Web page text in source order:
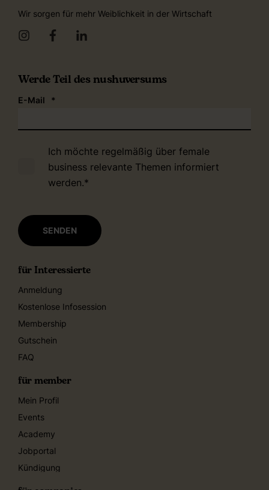
Wir sorgen für mehr Weiblichkeit in der Wirtschaft
Werde Teil des nushuversums
E-Mail *
Ich möchte regelmäßig über female
business relevante Themen informiert
werden.*
für Interessierte
Anmeldung
Kostenlose Infosession
Membership
Gutschein
FAQ
für member
Mein Profil
Events
Academy
Jobportal
Kündigung